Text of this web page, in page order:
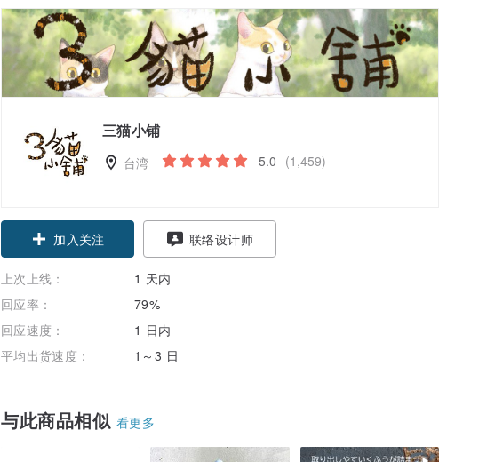
三猫小铺
台湾 5.0 (1,459)
加入关注 联络设计师
上次上线：
1 天内
回应率：
79%
回应速度：
1 日内
平均出货速度：
1～3 日
与此商品相似 看更多